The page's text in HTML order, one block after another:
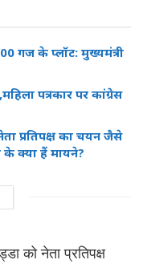
गज के प्लॉट: मुख्यमंत्री
पत्रकार पर कांग्रेस
प्रतिपक्ष का चयन जैसे
के क्या हैं मायने?
को नेता प्रतिपक्ष